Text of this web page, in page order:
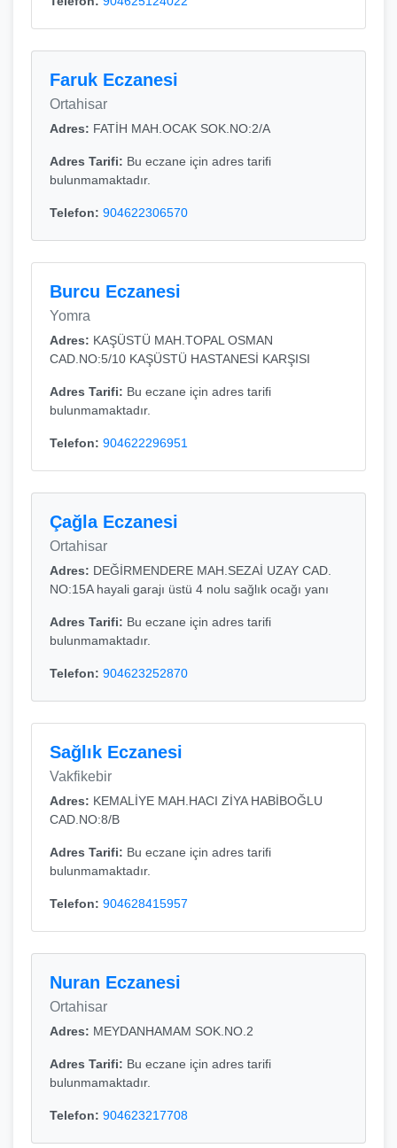
Faruk Eczanesi
Ortahisar
Adres: FATİH MAH.OCAK SOK.NO:2/A
Adres Tarifi: Bu eczane için adres tarifi
bulunmamaktadır.
Telefon: 904622306570
Burcu Eczanesi
Yomra
Adres: KAŞÜSTÜ MAH.TOPAL OSMAN
CAD.NO:5/10 KAŞÜSTÜ HASTANESİ KARŞISI
Adres Tarifi: Bu eczane için adres tarifi
bulunmamaktadır.
Telefon: 904622296951
Çağla Eczanesi
Ortahisar
Adres: DEĞİRMENDERE MAH.SEZAİ UZAY CAD.
NO:15A hayali garajı üstü 4 nolu sağlık ocağı yanı
Adres Tarifi: Bu eczane için adres tarifi
bulunmamaktadır.
Telefon: 904623252870
Sağlık Eczanesi
Vakfikebir
Adres: KEMALİYE MAH.HACI ZİYA HABİBOĞLU
CAD.NO:8/B
Adres Tarifi: Bu eczane için adres tarifi
bulunmamaktadır.
Telefon: 904628415957
Nuran Eczanesi
Ortahisar
Adres: MEYDANHAMAM SOK.NO.2
Adres Tarifi: Bu eczane için adres tarifi
bulunmamaktadır.
Telefon: 904623217708